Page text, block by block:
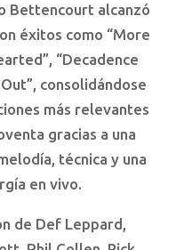
Bettencourt alcanzó
éxitos como “More
“Decadence
consolidándose
más relevantes
gracias a una
técnica y una
en vivo.
de Def Leppard,